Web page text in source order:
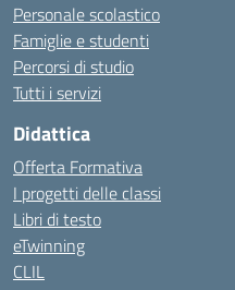
Personale scolastico
Famiglie e studenti
Percorsi di studio
Tutti i servizi
Didattica
Offerta Formativa
I progetti delle classi
Libri di testo
eTwinning
CLIL